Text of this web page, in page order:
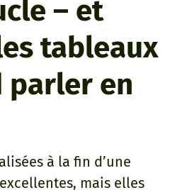
– et
tableaux
parler en
à la fin d’une
mais elles